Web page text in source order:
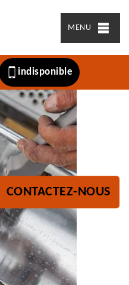
MENU
indisponible
CONTACTEZ-NOUS